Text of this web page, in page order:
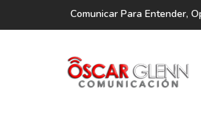
Comunicar Para Entender,